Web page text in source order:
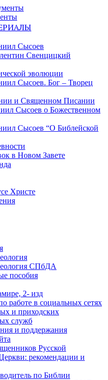
Сысоев
Свенцицкий
эволюции
Сысоев. Бог – Творец
и Священном Писании
Сысоев о Божественном
Сысоев “О Библейской
в Новом Завете
Христе
СПбДА
пособия
2- изд
работе в социальных сетях
и приходских
служб
и поддержания
Русской
рекомендации и
по Библии